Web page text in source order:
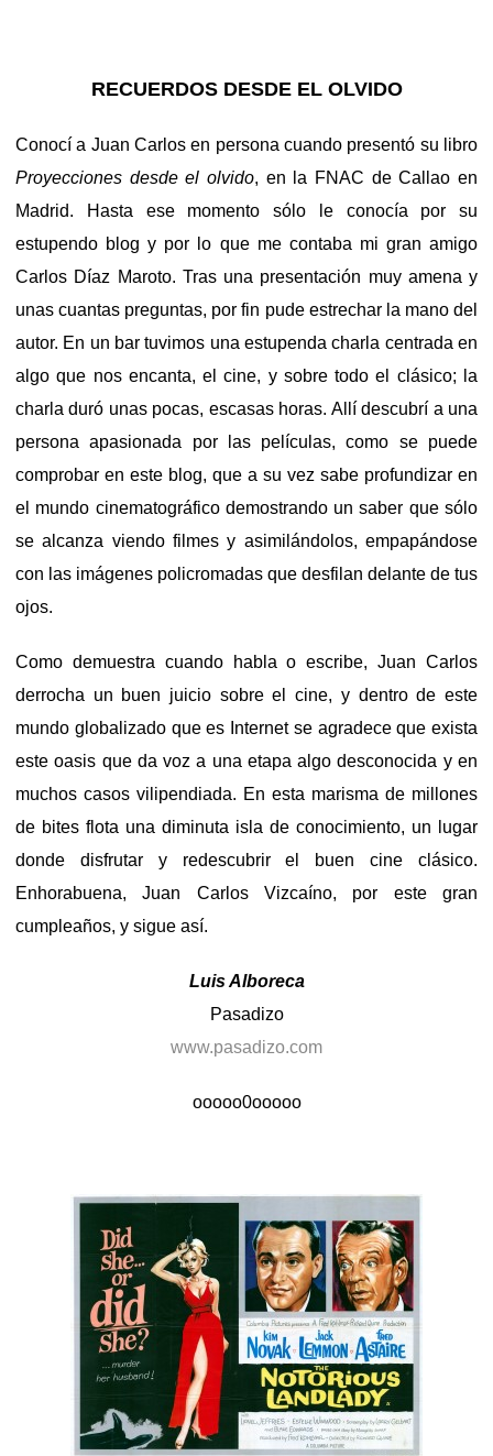
RECUERDOS DESDE EL OLVIDO
Conocí a Juan Carlos en persona cuando presentó su libro
Proyecciones desde el olvido, en la FNAC de Callao en
Madrid. Hasta ese momento sólo le conocía por su
estupendo blog y por lo que me contaba mi gran amigo
Carlos Díaz Maroto. Tras una presentación muy amena y
unas cuantas preguntas, por fin pude estrechar la mano del
autor. En un bar tuvimos una estupenda charla centrada en
algo que nos encanta, el cine, y sobre todo el clásico; la
charla duró unas pocas, escasas horas. Allí descubrí a una
persona apasionada por las películas, como se puede
comprobar en este blog, que a su vez sabe profundizar en
el mundo cinematográfico demostrando un saber que sólo
se alcanza viendo filmes y asimilándolos, empapándose
con las imágenes policromadas que desfilan delante de tus
ojos.
Como demuestra cuando habla o escribe, Juan Carlos
derrocha un buen juicio sobre el cine, y dentro de este
mundo globalizado que es Internet se agradece que exista
este oasis que da voz a una etapa algo desconocida y en
muchos casos vilipendiada. En esta marisma de millones
de bites flota una diminuta isla de conocimiento, un lugar
donde disfrutar y redescubrir el buen cine clásico.
Enhorabuena, Juan Carlos Vizcaíno, por este gran
cumpleaños, y sigue así.
Luis Alboreca
Pasadizo
www.pasadizo.com
ooooo0ooooo